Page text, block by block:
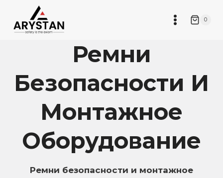
Перейти
содержимому
0
Ремни
Безопасности И
Монтажное
Оборудование
Ремни безопасности и монтажное